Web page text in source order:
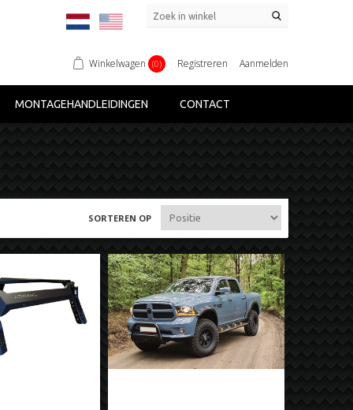
Winkelwagen (0) Registreren Aanmelden
MONTAGEHANDLEIDINGEN CONTACT
SORTEREN OP